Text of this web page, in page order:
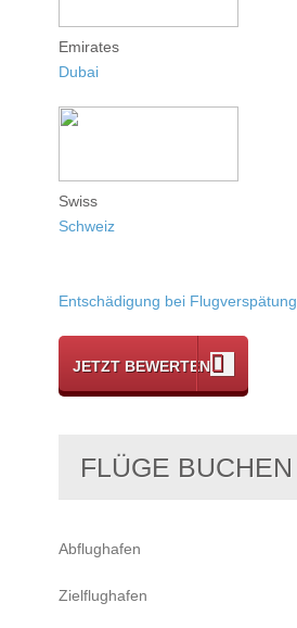
Emirates
Dubai
Swiss
Schweiz
Entschädigung bei Flugverspätung
JETZT BEWERTEN
FLÜGE BUCHEN